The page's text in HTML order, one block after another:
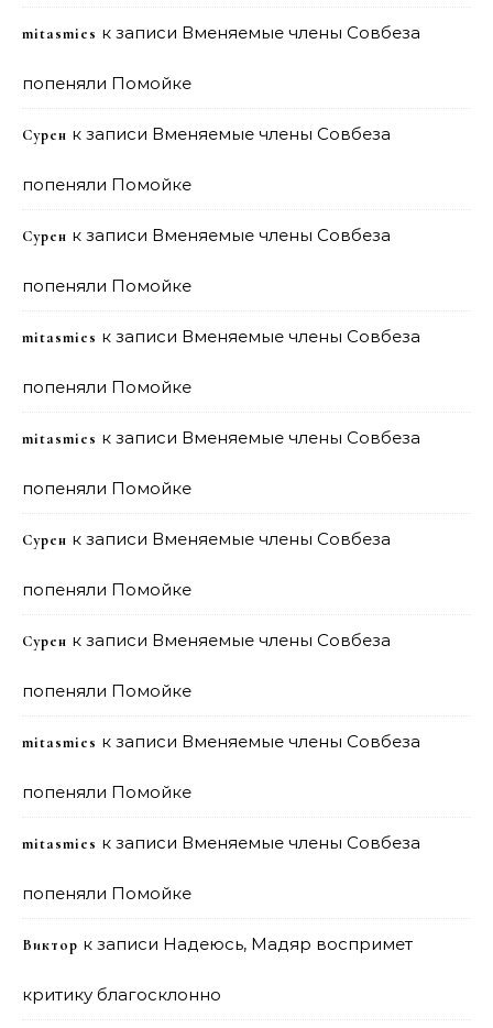
mitasmies к записи Вменяемые члены Совбеза
попеняли Помойке
Сурен к записи Вменяемые члены Совбеза
попеняли Помойке
Сурен к записи Вменяемые члены Совбеза
попеняли Помойке
mitasmies к записи Вменяемые члены Совбеза
попеняли Помойке
mitasmies к записи Вменяемые члены Совбеза
попеняли Помойке
Сурен к записи Вменяемые члены Совбеза
попеняли Помойке
Сурен к записи Вменяемые члены Совбеза
попеняли Помойке
mitasmies к записи Вменяемые члены Совбеза
попеняли Помойке
mitasmies к записи Вменяемые члены Совбеза
попеняли Помойке
Виктор к записи Надеюсь, Мадяр воспримет
критику благосклонно